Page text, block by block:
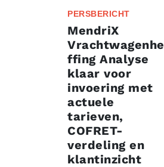
PERSBERICHT
MendriX
Vrachtwagenhe
ffing Analyse
klaar voor
invoering met
actuele
tarieven,
COFRET-
verdeling en
klantinzicht